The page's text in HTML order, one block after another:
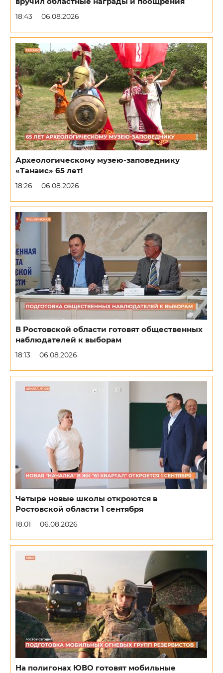
вручил областные награды и поощрения
18:43 06.08.2026
Археологическому музею-заповеднику
«Танаис» 65 лет!
18:26 06.08.2026
В Ростовской области готовят общественных
наблюдателей к выборам
18:13 06.08.2026
Четыре новые школы откроются в
Ростовской области 1 сентября
18:01 06.08.2026
На полигонах ЮВО готовят мобильные